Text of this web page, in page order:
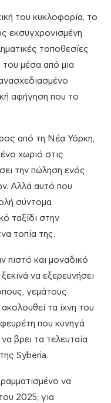
του κυκλοφορία, το
εκσυγχρονισμένη
τοποθεσίες
μέσα από μια
αφήγηση που το
από τη Νέα Υόρκη,
χωριό στις
την πώληση ενός
Αλλά αυτό που
σύντομα
ταξίδι στην
τοπία της.
πιστό και μοναδικό
να εξερευνήσει
γεμάτους
τα ίχνη του
που κυνηγά
βρει τα τελευταία
Syberia.
να
2025, για